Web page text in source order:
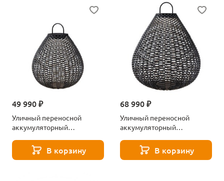
49 990 ₽
Уличный переносной
аккумуляторный
O530FL-L5B3KВ корзину
68 990 ₽
Уличный переносной
аккумуляторный
O530FL-L5B3K1В корзину